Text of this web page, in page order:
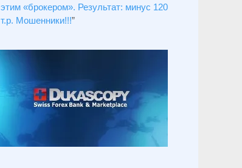
этим «брокером». Результат: минус 120
т.р. Мошенники!!!”